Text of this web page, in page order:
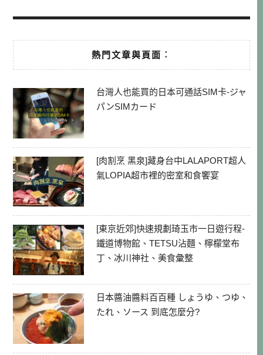
熱門文章與頁面︰
台灣人也能買的日本可通話SIM卡-ジャ
パンSIMカード
[肉割烹 黑泉]藏身台中LALAPORT超人
氣LOPIA超市裡的密室和食饗宴
[東京近郊]快速規劃琦玉市一日遊行程-
鐵道博物館、TETSU沾麵、檸檬堂布
丁、冰川神社、美食彙整
日本醬油醬料百百種 しょうゆ、つゆ、
たれ、ソース 到底怎麼分?